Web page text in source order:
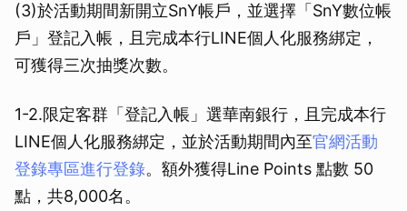
(3)於活動期間新開立SnY帳戶，並選擇「SnY數位帳
戶」登記入帳，且完成本行LINE個人化服務綁定，
可獲得三次抽獎次數。
1-2.限定客群「登記入帳」選華南銀行，且完成本行
LINE個人化服務綁定，並於活動期間內至官網活動
登錄專區進行登錄。額外獲得Line Points 點數 50
點，共8,000名。